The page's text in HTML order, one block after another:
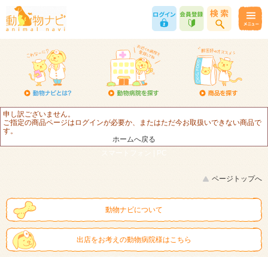
申し訳ございません。
ご指定の商品ページはログインが必要か、またはただ今お取扱いできない商品で
す。
ホームへ戻る
スマートフォン |
PC
ページトップへ
動物ナビについて
出店をお考えの動物病院様はこちら